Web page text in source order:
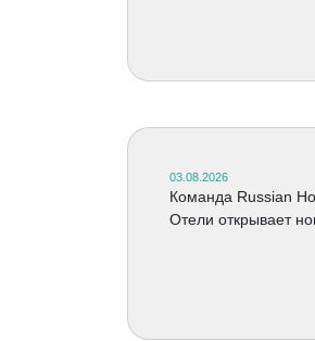
03.08.2026
Команда Russian
Отели открывает